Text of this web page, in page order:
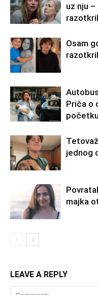
uz nju
Osam
Priča o
početku
jednog
majka
LEAVE A REPLY